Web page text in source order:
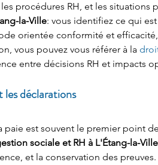
procédures RH, et les
la-Ville: vous identifiez ce qui
orientée conformité et
vous pouvez vous référer à la
entre décisions RH et impacts
les déclarations
paie est souvent le premier point
sociale et RH à L'Étang-la-Ville
et la conservation des